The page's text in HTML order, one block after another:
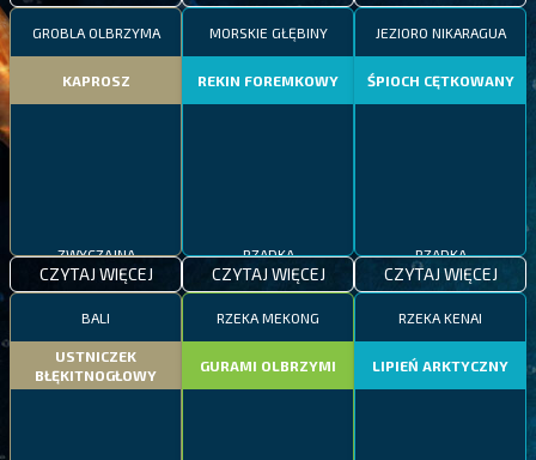
GROBLA OLBRZYMA
KAPROSZ
ZWYCZAJNA
CZYTAJ WIĘCEJ
MORSKIE GŁĘBINY
REKIN FOREMKOWY
RZADKA
CZYTAJ WIĘCEJ
JEZIORO NIKARAGUA
ŚPIOCH CĘTKOWANY
RZADKA
CZYTAJ WIĘCEJ
BALI
USTNICZEK
BŁĘKITNOGŁOWY
RZEKA MEKONG
GURAMI OLBRZYMI
RZEKA KENAI
LIPIEŃ ARKTYCZNY